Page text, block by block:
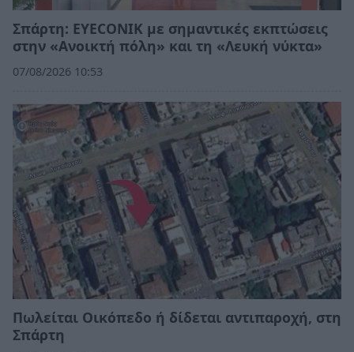
Σπάρτη: EYECONIK με σημαντικές εκπτώσεις
στην «Ανοικτή πόλη» και τη «Λευκή νύκτα»
07/08/2026 10:53
Πωλείται Οικόπεδο ή δίδεται αντιπαροχή, στη
Σπάρτη